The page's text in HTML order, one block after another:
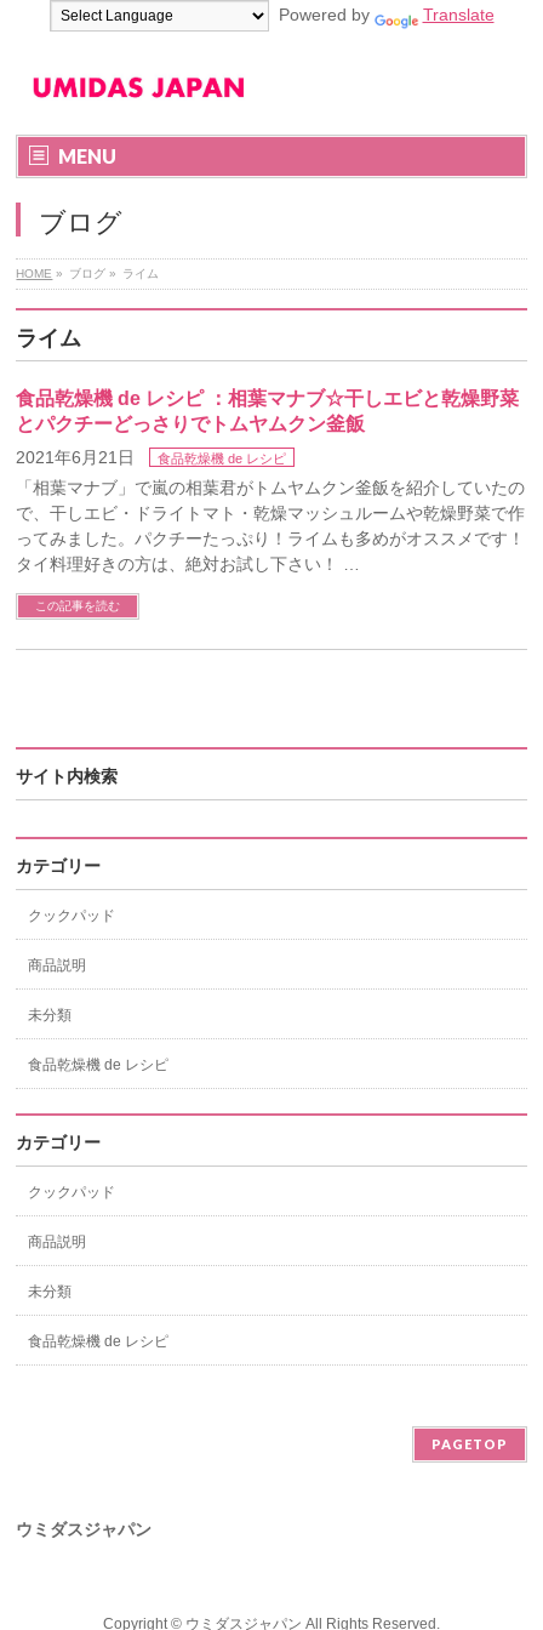
Powered by Translate
MENU
ブログ
HOME » ブログ » ライム
ライム
食品乾燥機 de レシピ ：相葉マナブ☆干しエビと乾燥野菜
とパクチーどっさりでトムヤムクン釜飯
2021年6月21日 食品乾燥機 de レシピ
「相葉マナブ」で嵐の相葉君がトムヤムクン釜飯を紹介していたの
で、干しエビ・ドライトマト・乾燥マッシュルームや乾燥野菜で作
ってみました。パクチーたっぷり！ライムも多めがオススメです！
タイ料理好きの方は、絶対お試し下さい！ …
この記事を読む
サイト内検索
カテゴリー
クックパッド
商品説明
未分類
食品乾燥機 de レシピ
カテゴリー
クックパッド
商品説明
未分類
食品乾燥機 de レシピ
PAGETOP
ウミダスジャパン
Copyright © ウミダスジャパン All Rights Reserved.